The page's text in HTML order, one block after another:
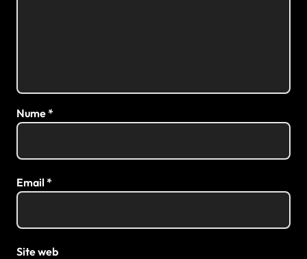
Nume*
Email *
Site web